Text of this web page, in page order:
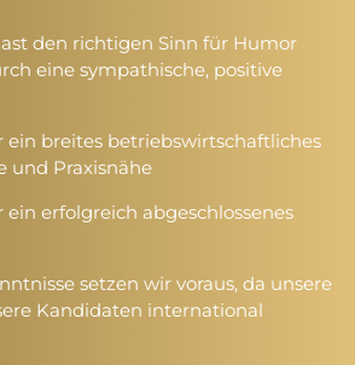
den richtigen Sinn für Humor
eine sympathische, positive
ein breites betriebswirtschaftliches
und Praxisnähe
erfolgreich abgeschlossenes
setzen wir voraus, da unsere
Kandidaten international